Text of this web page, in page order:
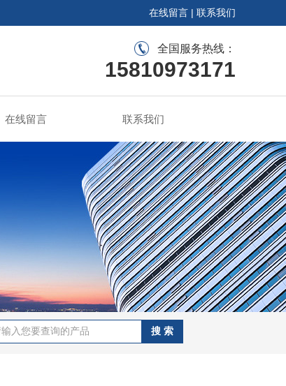
在线留言 | 联系我们
全国服务热线：
15810973171
在线留言 联系我们